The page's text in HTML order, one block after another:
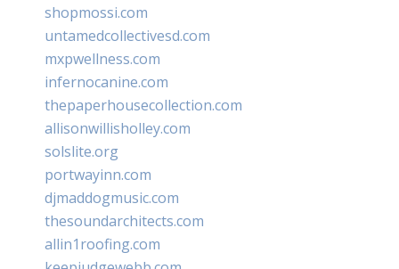
shopmossi.com
untamedcollectivesd.com
mxpwellness.com
infernocanine.com
thepaperhousecollection.com
allisonwillisholley.com
solslite.org
portwayinn.com
djmaddogmusic.com
thesoundarchitects.com
allin1roofing.com